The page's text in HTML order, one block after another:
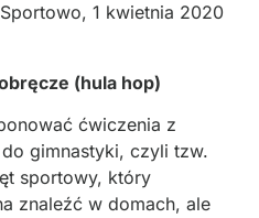
, 1 kwietnia 2020
(hula hop)
ćwiczenia z
gimnastyki, czyli tzw.
sportowy, który
znaleźć w domach, ale